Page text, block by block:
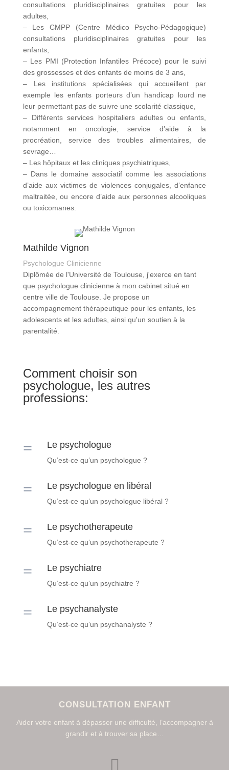
consultations pluridisciplinaires gratuites pour les
adultes,
– Les CMPP (Centre Médico Psycho-Pédagogique)
consultations pluridisciplinaires gratuites pour les
enfants,
– Les PMI (Protection Infantiles Précoce) pour le suivi
des grossesses et des enfants de moins de 3 ans,
– Les institutions spécialisées qui accueillent par
exemple les enfants porteurs d’un handicap lourd ne
leur permettant pas de suivre une scolarité classique,
– Différents services hospitaliers adultes ou enfants,
notamment en oncologie, service d’aide à la
procréation, service des troubles alimentaires, de
sevrage…
– Les hôpitaux et les cliniques psychiatriques,
– Dans le domaine associatif comme les associations
d’aide aux victimes de violences conjugales, d’enfance
maltraitée, ou encore d’aide aux personnes alcooliques
ou toxicomanes.
Mathilde Vignon
Psychologue Clinicienne
Diplômée de l'Université de Toulouse, j'exerce en tant
que psychologue clinicienne à mon cabinet situé en
centre ville de Toulouse. Je propose un
accompagnement thérapeutique pour les enfants, les
adolescents et les adultes, ainsi qu'un soutien à la
parentalité.
Comment choisir son
psychologue, les autres
professions:
= Le psychologue
Qu’est-ce qu’un psychologue ?
= Le psychologue en libéral
Qu’est-ce qu’un psychologue libéral ?
= Le psychotherapeute
Qu’est-ce qu’un psychotherapeute ?
= Le psychiatre
Qu’est-ce qu’un psychiatre ?
= Le psychanalyste
Qu’est-ce qu’un psychanalyste ?
CONSULTATION ENFANT
Aider votre enfant à dépasser une difficulté, l’accompagner à
grandir et à trouver sa place…
